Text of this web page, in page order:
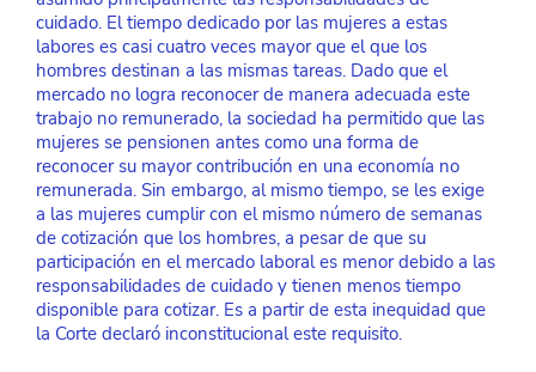
cuidado. El tiempo dedicado por las mujeres a estas
labores es casi cuatro veces mayor que el que los
hombres destinan a las mismas tareas. Dado que el
mercado no logra reconocer de manera adecuada este
trabajo no remunerado, la sociedad ha permitido que las
mujeres se pensionen antes como una forma de
reconocer su mayor contribución en una economía no
remunerada. Sin embargo, al mismo tiempo, se les exige
a las mujeres cumplir con el mismo número de semanas
de cotización que los hombres, a pesar de que su
participación en el mercado laboral es menor debido a las
responsabilidades de cuidado y tienen menos tiempo
disponible para cotizar. Es a partir de esta inequidad que
la Corte declaró inconstitucional este requisito.